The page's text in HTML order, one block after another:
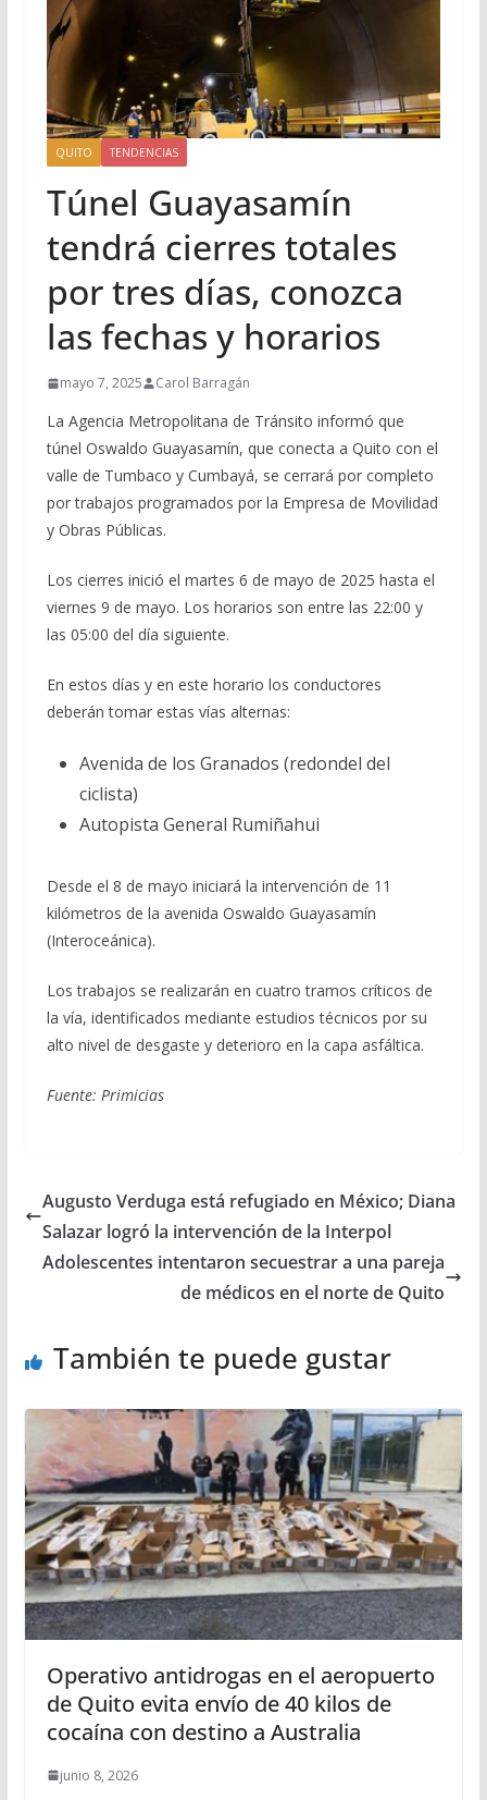
QUITO TENDENCIAS
Túnel Guayasamín
tendrá cierres totales
por tres días, conozca
las fechas y horarios
mayo 7, 2025 Carol Barragán
La Agencia Metropolitana de Tránsito informó que
túnel Oswaldo Guayasamín, que conecta a Quito con el
valle de Tumbaco y Cumbayá, se cerrará por completo
por trabajos programados por la Empresa de Movilidad
y Obras Públicas.
Los cierres inició el martes 6 de mayo de 2025 hasta el
viernes 9 de mayo. Los horarios son entre las 22:00 y
las 05:00 del día siguiente.
En estos días y en este horario los conductores
deberán tomar estas vías alternas:
Avenida de los Granados (redondel del
ciclista)
Autopista General Rumiñahui
Desde el 8 de mayo iniciará la intervención de 11
kilómetros de la avenida Oswaldo Guayasamín
(Interoceánica).
Los trabajos se realizarán en cuatro tramos críticos de
la vía, identificados mediante estudios técnicos por su
alto nivel de desgaste y deterioro en la capa asfáltica.
Fuente: Primicias
Augusto Verduga está refugiado en México; Diana
Salazar logró la intervención de la Interpol
Adolescentes intentaron secuestrar a una pareja
de médicos en el norte de Quito
También te puede gustar
Operativo antidrogas en el aeropuerto
de Quito evita envío de 40 kilos de
cocaína con destino a Australia
junio 8, 2026